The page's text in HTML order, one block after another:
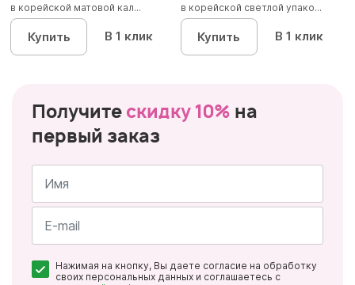
в корейской матовой кал...
Купить В 1 клик
в корейской светлой упако...
Купить В 1 клик
Получите скидку 10% на
первый заказ
Имя
*
Нажимая на кнопку, Вы даете согласие на обработку
своих персональных данных и соглашаетесь с